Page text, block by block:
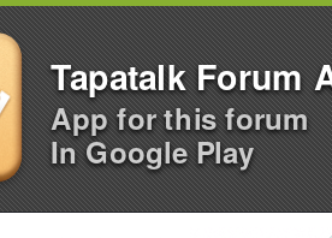
Tapatalk Forum
App for this forum
In Google Play